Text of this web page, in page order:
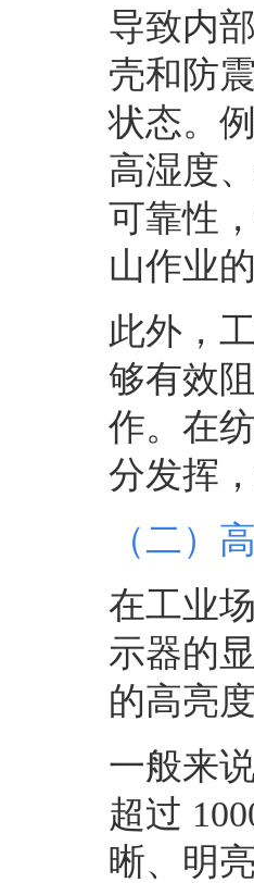
导致内
壳和防
状态。
高湿度
可靠性
山作业
此外，
够有效
作。在
分发挥
（二）
在工业
示器的
的高亮
一般来
超过
晰、明